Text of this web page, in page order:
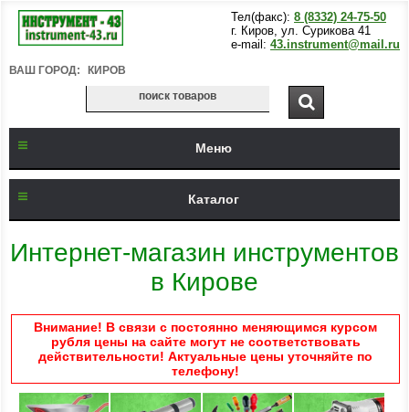
Тел(факс): 8 (8332) 24-75-50
г. Киров, ул. Сурикова 41
e-mail: 43.instrument@mail.ru
ВАШ ГОРОД: КИРОВ
Меню
Каталог
Интернет-магазин инструментов
в Кирове
Внимание! В связи с постоянно меняющимся курсом
рубля цены на сайте могут не соответствовать
действительности! Актуальные цены уточняйте по
телефону!